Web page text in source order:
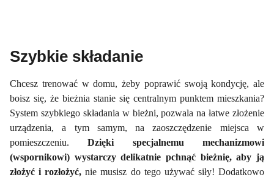
Szybkie składanie
Chcesz trenować w domu, żeby poprawić swoją kondycję, ale
boisz się, że bieżnia stanie się centralnym punktem mieszkania?
System szybkiego składania w bieżni, pozwala na łatwe złożenie
urządzenia, a tym samym, na zaoszczędzenie miejsca w
pomieszczeniu.Dzięki specjalnemu mechanizmowi
(wspornikowi) wystarczy delikatnie pchnąć bieżnię, aby ją
złożyć i rozłożyć, nie musisz do tego używać siły! Dodatkowo